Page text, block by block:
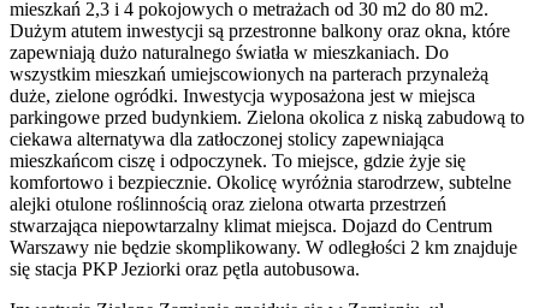
mieszkań 2,3 i 4 pokojowych o metrażach od 30 m2 do 80 m2.
Dużym atutem inwestycji są przestronne balkony oraz okna, które
zapewniają dużo naturalnego światła w mieszkaniach. Do
wszystkim mieszkań umiejscowionych na parterach przynależą
duże, zielone ogródki. Inwestycja wyposażona jest w miejsca
parkingowe przed budynkiem. Zielona okolica z niską zabudową to
ciekawa alternatywa dla zatłoczonej stolicy zapewniająca
mieszkańcom ciszę i odpoczynek. To miejsce, gdzie żyje się
komfortowo i bezpiecznie. Okolicę wyróżnia starodrzew, subtelne
alejki otulone roślinnością oraz zielona otwarta przestrzeń
stwarzająca niepowtarzalny klimat miejsca. Dojazd do Centrum
Warszawy nie będzie skomplikowany. W odległości 2 km znajduje
się stacja PKP Jeziorki oraz pętla autobusowa.